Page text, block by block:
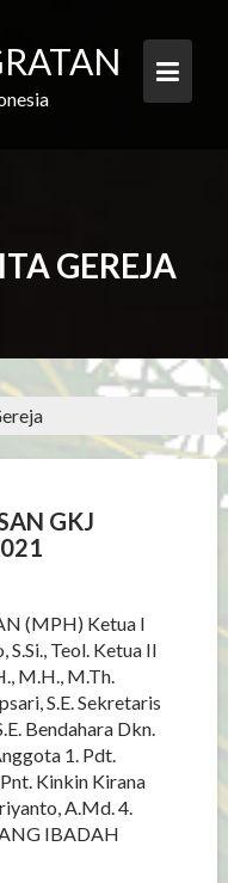
GEREJA
GKJ
(MPH) Ketua I
Teol. Ketua II
M.H., M.Th.
S.E. Sekretaris
Bendahara Dkn.
1. Pdt.
Kinkin Kirana
A.Md. 4.
IBADAH